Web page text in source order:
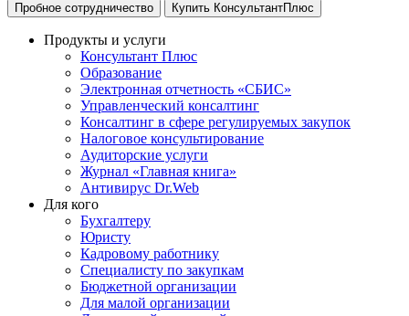
Пробное сотрудничество Купить КонсультантПлюс
Продукты и услуги
Консультант Плюс
Образование
Электронная отчетность «СБИС»
Управленческий консалтинг
Консалтинг в сфере регулируемых закупок
Налоговое консультирование
Аудиторские услуги
Журнал «Главная книга»
Антивирус Dr.Web
Для кого
Бухгалтеру
Юристу
Кадровому работнику
Специалисту по закупкам
Бюджетной организации
Для малой организации